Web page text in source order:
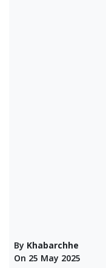
By Khabarchhe
On 25 May 2025